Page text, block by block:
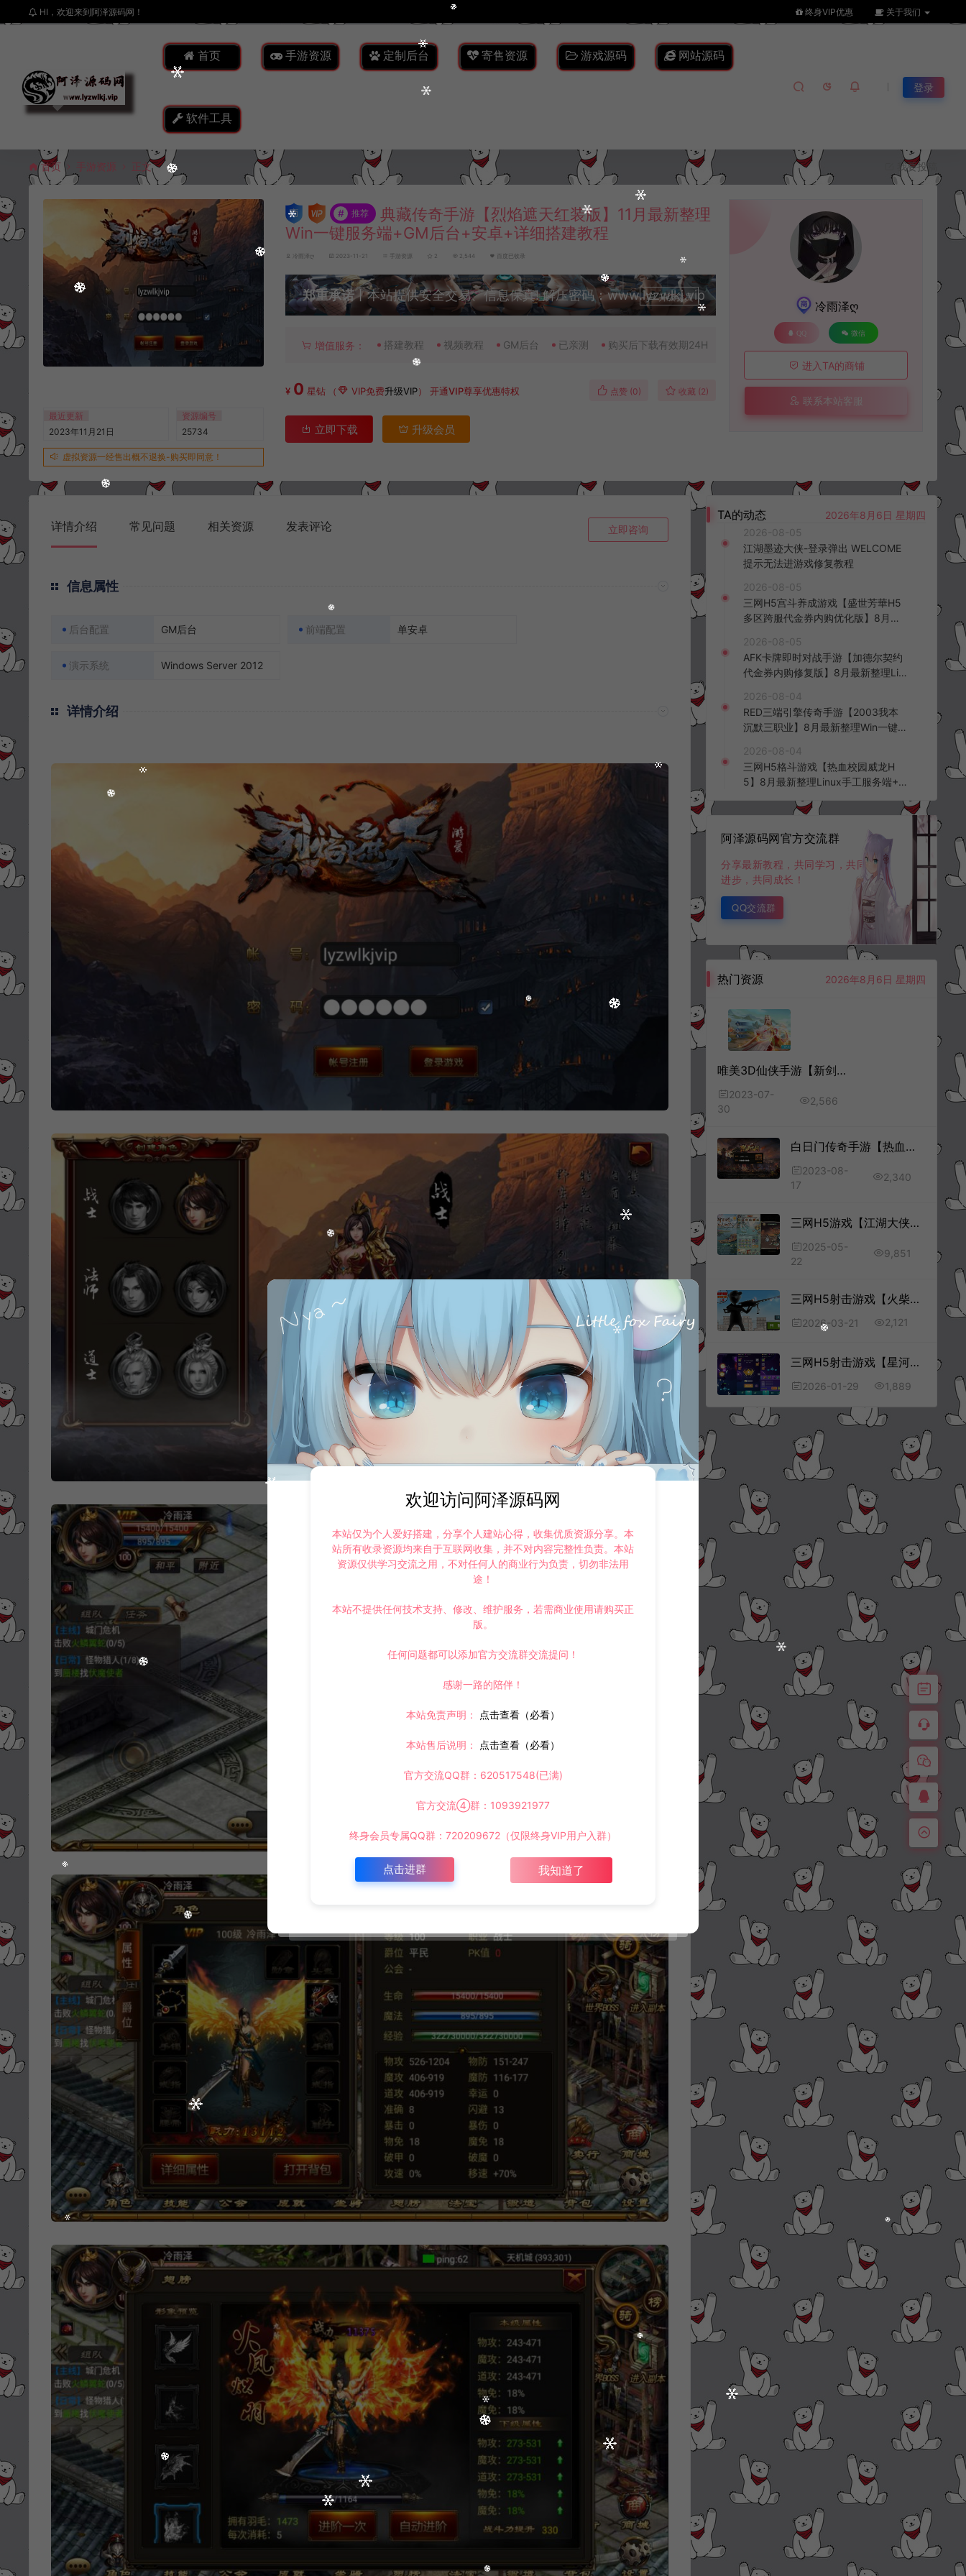
HI，欢迎来到阿泽源码网！ 终身VIP优惠 关于我们
首页 手游资源 定制后台 寄售资源 游戏源码 网站源码
软件工具
登录
首页 手游资源 正文 我要投稿
最近更新
2023年11月21日
资源编号
25734
虚拟资源一经售出概不退换-购买即同意！
# 推荐
典藏传奇手游【烈焰遮天红装版】11月最新整理
Win一键服务端+GM后台+安卓+详细搭建教程
冷雨泽ღ 2023-11-21 手游资源 2 2,544 百度已收录
郑重承诺丨本站提供安全交易、信息保真! 解压密码：www.lyzwlkj.vip
升级会员
增值服务： 搭建教程 视频教程 GM后台 已亲测 购买后下载有效期24H
¥ 0 星钻 （ VIP免费升级VIP）开通VIP尊享优惠特权 点赞 (0) 收藏 (2)
立即下载 升级会员
冷雨泽ღ
QQ 微信
进入TA的商铺
联系本站客服
详情介绍 常见问题 相关资源 发表评论 立即咨询
信息属性
后台配置 GM后台 前端配置 单安卓
演示系统 Windows Server 2012
详情介绍
TA的动态
2026年8月6日 星期四
2026-08-05
江湖墨迹大侠-登录弹出 WELCOME
提示无法进游戏修复教程
2026-08-05
三网H5宫斗养成游戏【盛世芳華H5
多区跨服代金券内购优化版】8月最
台+全资源安卓+详细搭建教程+视频
教程
2026-08-05
AFK卡牌即时对战手游【加德尔契约
代金券内购修复版】8月最新整理Lin
K授权后台+安卓苹果双端+详细搭建
教程+视频教程
2026-08-04
RED三端引擎传奇手游【2003我本
沉默三职业】8月最新整理Win一键
2026-08-04
三网H5格斗游戏【热血校园威龙H
5】8月最新整理Linux手工服务端+W
户端+详细搭建教程
阿泽源码网官方交流群
分享最新教程，共同学习，共同
进步，共同成长！
QQ交流群
热门资源 2026年8月6日 星期四
唯美3D仙侠手游【新剑侠情缘明教版】7月最新整理Linux手工服务端+解包工具+GM授权后台+安卓苹果双端+详细搭建教程+视频教程
2023-07-
30
2,566
白日门传奇手游【热血九州三职业】8月最新整理Win一键服务端+GM后台+安卓+详细搭建教程+视频教程
2023-08-
17
2,340
三网H5游戏【江湖大侠H5代金券内购完整修复版】2月最新整理Ubuntu手工服务端+GM邮件后台+原生安卓客户端+详细搭建教程+视频教程
2025-05-
22
9,851
三网H5射击游戏【火柴人狙击大师H5】3月最新整理Linux手工服务端+Win一键服务端+解压即玩+简易安卓客户端+详细搭建教程
2026-03-21 2,121
三网H5射击游戏【星河边境H5】1月最新整理Linux手工服务端+Win一键服务端+解压即玩+简易安卓客户端+详细搭建教程
2026-01-29 1,889
欢迎访问阿泽源码网
本站仅为个人爱好搭建，分享个人建站心得，收集优质资源分享。本
站所有收录资源均来自于互联网收集，并不对内容完整性负责。本站
资源仅供学习交流之用，不对任何人的商业行为负责，切勿非法用
途！
本站不提供任何技术支持、修改、维护服务，若需商业使用请购买正
版。
任何问题都可以添加官方交流群交流提问！
感谢一路的陪伴！
本站免责声明： 点击查看（必看）
本站售后说明： 点击查看（必看）
官方交流QQ群：620517548(已满)
官方交流④群：1093921977
终身会员专属QQ群：720209672（仅限终身VIP用户入群）
点击进群 我知道了